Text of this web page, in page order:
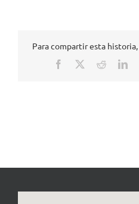
Para compartir esta
Facebook Reddit